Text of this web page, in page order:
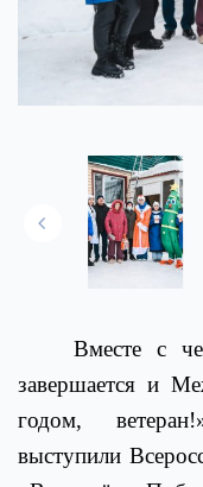
Вместе с
завершается и
годом,
выступили